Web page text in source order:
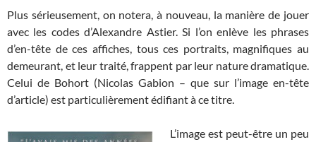
Plus sérieusement, on notera, à nouveau, la manière de jouer
avec les codes d’Alexandre Astier. Si l’on enlève les phrases
d’en-tête de ces affiches, tous ces portraits, magnifiques au
demeurant, et leur traité, frappent par leur nature dramatique.
Celui de Bohort (Nicolas Gabion – que sur l’image en-tête
d’article) est particulièrement édifiant à ce titre.
L’image est peut-être un peu